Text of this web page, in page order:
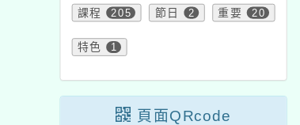
課程 205 節日 2 重要 20
特色 1
頁面QRcode